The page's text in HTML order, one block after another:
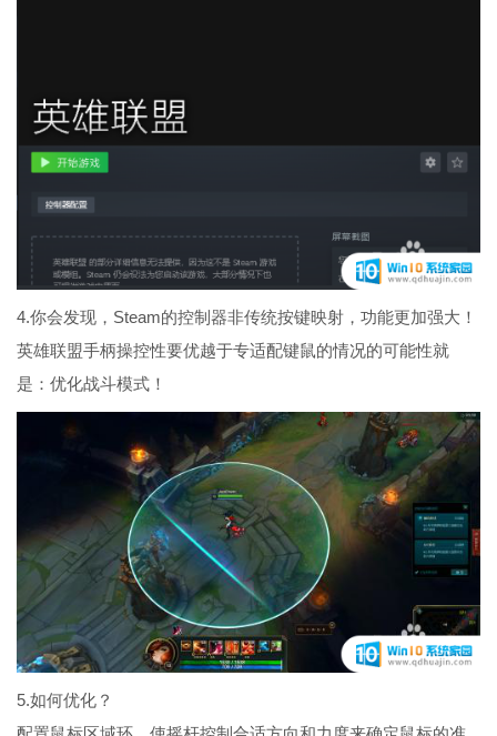
4.你会发现，Steam的控制器非传统按键映射，功能更加强大！
英雄联盟手柄操控性要优越于专适配键鼠的情况的可能性就
是：优化战斗模式！
5.如何优化？